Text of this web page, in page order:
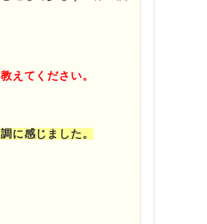
えてください。
に感じました。